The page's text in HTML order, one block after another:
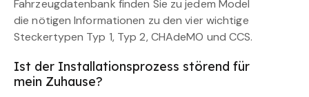
Fahrzeugdatenbank finden Sie zu jedem Model
die nötigen Informationen zu den vier wichtige
Steckertypen Typ 1, Typ 2, CHAdeMO und CCS.
Ist der Installationsprozess störend für
mein Zuhause?